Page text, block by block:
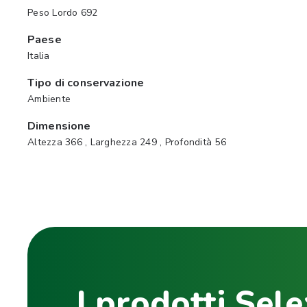
Peso Lordo 692
Paese
Italia
Tipo di conservazione
Ambiente
Dimensione
Altezza 366 , Larghezza 249 , Profondità 56